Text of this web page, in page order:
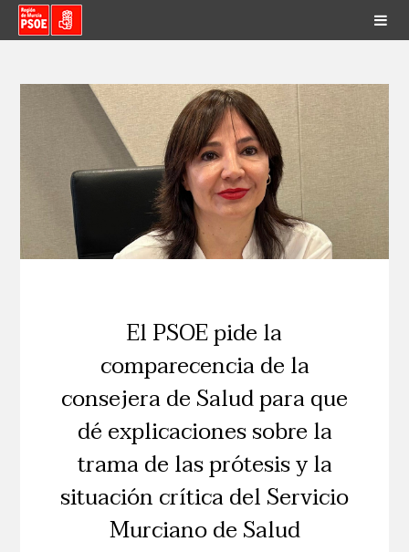
El PSOE pide la
comparecencia de la
consejera de Salud para que
dé explicaciones sobre la
trama de las prótesis y la
situación crítica del Servicio
Murciano de Salud